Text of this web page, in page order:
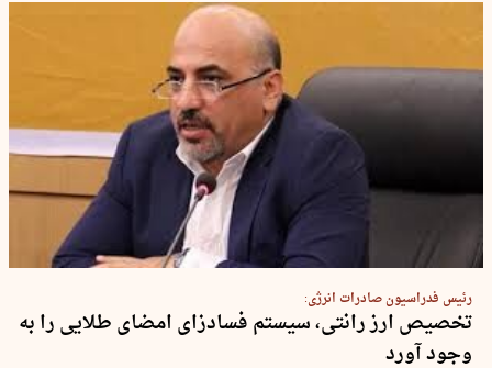
رئیس فدراسیون صادرات انرژی:
تخصیص ارز رانتی، سیستم فسادزای امضای طلایی را به
وجود آورد